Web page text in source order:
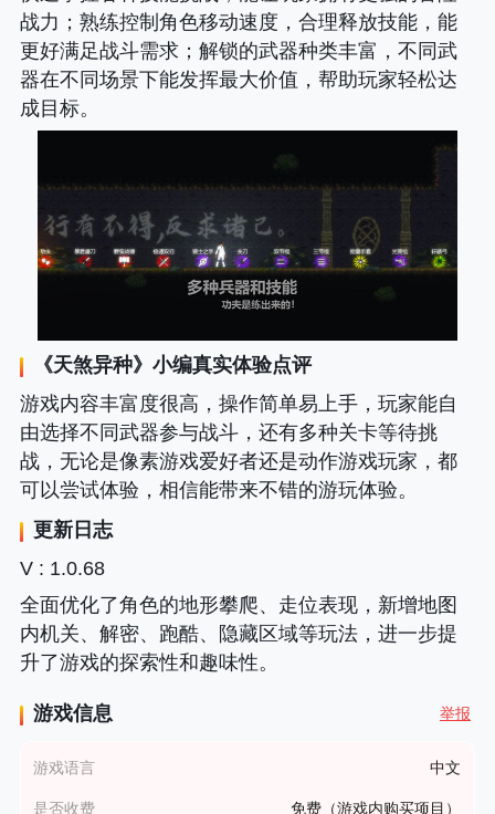
战力；熟练控制角色移动速度，合理释放技能，能
更好满足战斗需求；解锁的武器种类丰富，不同武
器在不同场景下能发挥最大价值，帮助玩家轻松达
成目标。
《天煞异种》小编真实体验点评
游戏内容丰富度很高，操作简单易上手，玩家能自
由选择不同武器参与战斗，还有多种关卡等待挑
战，无论是像素游戏爱好者还是动作游戏玩家，都
可以尝试体验，相信能带来不错的游玩体验。
更新日志
V : 1.0.68
全面优化了角色的地形攀爬、走位表现，新增地图
内机关、解密、跑酷、隐藏区域等玩法，进一步提
升了游戏的探索性和趣味性。
游戏信息 举报
游戏语言 中文
是否收费 免费（游戏内购买项目）